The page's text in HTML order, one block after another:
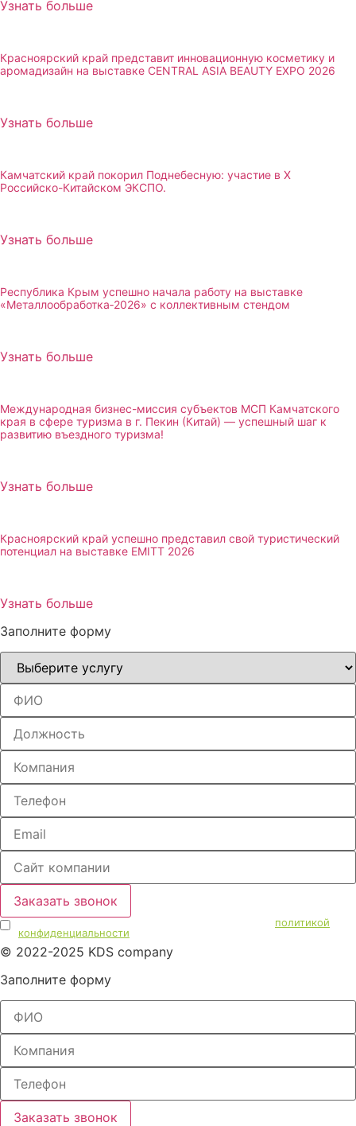
Узнать больше
Красноярский край представит инновационную косметику и
аромадизайн на выставке CENTRAL ASIA BEAUTY EXPO 2026
Узнать больше
Камчатский край покорил Поднебесную: участие в X
Российско-Китайском ЭКСПО.
Узнать больше
Республика Крым успешно начала работу на выставке
«Металлообработка‑2026» с коллективным стендом
Узнать больше
Международная бизнес-миссия субъектов МСП Камчатского
края в сфере туризма в г. Пекин (Китай) — успешный шаг к
развитию въездного туризма!
Узнать больше
Красноярский край успешно представил свой туристический
потенциал на выставке EMITT 2026
Узнать больше
Заполните форму
Заказать звонок
политикой
конфиденциальности
© 2022-2025 KDS company
Заполните форму
Заказать звонок